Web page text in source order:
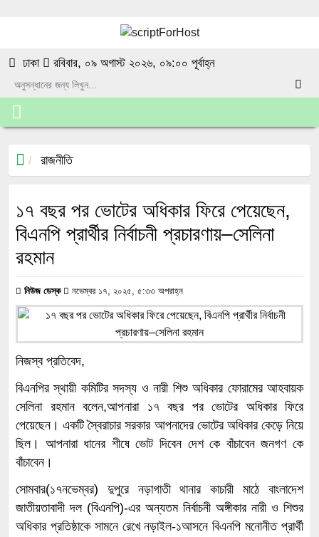
ঢাকা রবিবার, ০৯ অগাস্ট ২০২৬, ০৯:০০ পূর্বাহ্ন
রাজনীতি
১৭ বছর পর ভোটের অধিকার ফিরে পেয়েছেন,
বিএনপি প্রার্থীর নির্বাচনী প্রচারণায়–সেলিনা
রহমান
নিউজ ডেস্ক নভেম্বর ১৭, ২০২৫, ৫:৩৩ অপরাহ্ন
নিজস্ব প্রতিবেদ,
বিএনপির স্থায়ী কমিটির সদস্য ও নারী শিশু অধিকার ফোরামের আহবায়ক
সেলিনা রহমান বলেন,আপনারা ১৭ বছর পর ভোটের অধিকার ফিরে
পেয়েছেন। একটি স্বৈরাচার সরকার আপনাদের ভোটের অধিকার কেড়ে নিয়ে
ছিল। আপনারা ধানের শীষে ভোট দিবেন দেশ কে বাঁচাবেন জনগণ কে
বাঁচাবেন।
সোমবার(১৭নভেম্বর) দুপুরে নড়াগাতী থানার কাচারী মাঠে বাংলাদেশ
জাতীয়তাবাদী দল (বিএনপি)-এর অন্যতম নির্বাচনী অঙ্গীকার নারী ও শিশুর
অধিকার প্রতিষ্ঠাকে সামনে রেখে নড়াইল-১আসনে বিএনপি মনোনীত প্রার্থী